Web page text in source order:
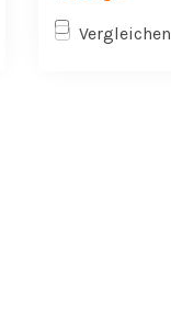
Vergleichen